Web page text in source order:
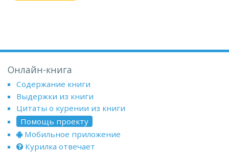
Онлайн-книга
Содержание книги
Выдержки из книги
Цитаты о курении из книги
Помощь проекту
Мобильное приложение
Курилка отвечает